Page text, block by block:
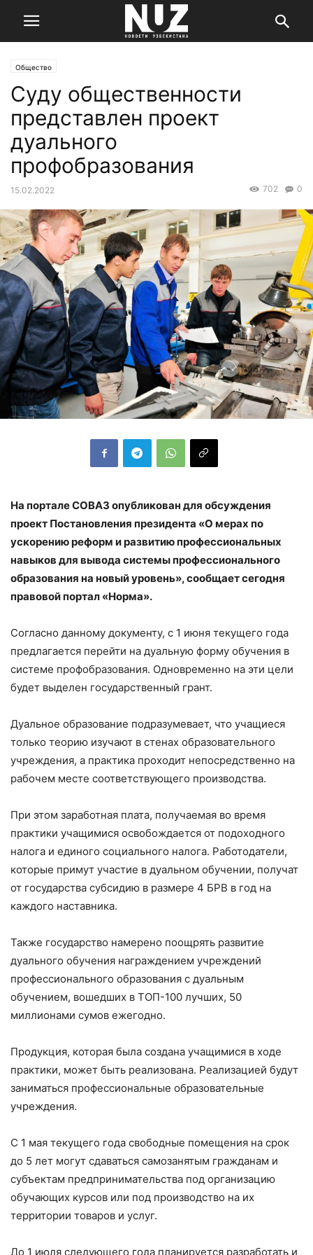
Общество
Суду общественности
представлен проект
дуального
профобразования
15.02.2022 0
702
На портале СОВАЗ опубликован для обсуждения
проект Постановления президента «О мерах по
ускорению реформ и развитию профессиональных
навыков для вывода системы профессионального
образования на новый уровень», сообщает сегодня
правовой портал «Норма».
Согласно данному документу, с 1 июня текущего года
предлагается перейти на дуальную форму обучения в
системе профобразования. Одновременно на эти цели
будет выделен государственный грант.
Дуальное образование подразумевает, что учащиеся
только теорию изучают в стенах образовательного
учреждения, а практика проходит непосредственно на
рабочем месте соответствующего производства.
При этом заработная плата, получаемая во время
практики учащимися освобождается от подоходного
налога и единого социального налога. Работодатели,
которые примут участие в дуальном обучении, получат
от государства субсидию в размере 4 БРВ в год на
каждого наставника.
Также государство намерено поощрять развитие
дуального обучения награждением учреждений
профессионального образования с дуальным
обучением, вошедших в ТОП-100 лучших, 50
миллионами сумов ежегодно.
Продукция, которая была создана учащимися в ходе
практики, может быть реализована. Реализацией будут
заниматься профессиональные образовательные
учреждения.
С 1 мая текущего года свободные помещения на срок
до 5 лет могут сдаваться самозанятым гражданам и
субъектам предпринимательства под организацию
обучающих курсов или под производство на их
территории товаров и услуг.
До 1 июля следующего года планируется разработать и